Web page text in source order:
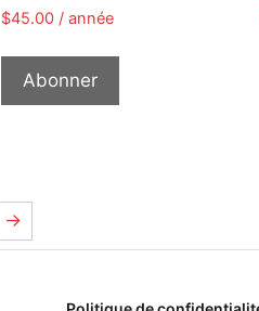
$45.00 / année
Abonner
→